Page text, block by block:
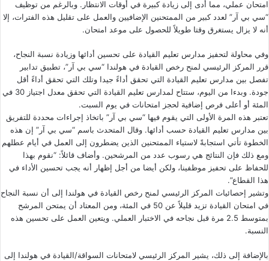
امتحان عملي، مما أدى إلى زيادة كبيرة في أوقات الانتظار. وبالرغم من توظيف
“سي بي آر” لعدد كبير من الممتحنين الإضافيين والعمل على تقليل هذه الفترات، إلا
أنه لا يزال يستغرق وقتا طويلاً للحصول على موعد امتحان.
وفي محاولة لتحفيز مدارس تعليم القيادة على تحسين أدائها وزيادة نسبة النجاح،
قرر المركز الرئيسي لمنح رخص القيادة في هولندا “سي بي آر”، تطبيق تدابير
تفصل بين مدارس تعليم القيادة التي تحقق أداءً جيدا وتلك التي تحقق أداءً أقل
جودة. وبدءا من اليوم، ستتاح لمدارس تعليم القيادة التي تحقق معدل اجتياز 30 في
المئة أو أعلى فرص إضافية لحجز امتحانات في يوم السبت.
تعتبر هذه المرة الأولى التي يقوم فيها “سي بي آر” باتخاذ إجراءات محددة للتفريق
بين مدارس تعليم القيادة حسب أدائها. وقال المتحدث باسم “سي بي آر” إن هذه
الخطوة تأتي استجابةً لاستياء الممتحنين الذين يضطرون إلى العمل في أيام عطلهم
ومع ذلك فإن النتائج هي رسوب عدد من المرشحين. وأضاف قائلاً: “نقوم بهذا
للحفاظ على تحفيز موظفينا، ولكن أيضا من أجل إظهار أنه يجب تحسين الأداء في
هذا القطاع”.
وتشير إحصائيات المركز الرئيسي لمنح رخص القيادة في هولندا إلى أن نسبة النجاح
في امتحان القيادة تزيد قليلاً عن 50 في المئة، ومن المعتاد أن يمتحن المرشح
بمتوسط 2.5 مرة قبل نجاحه في الاختبار العملي. ويتعين العمل على تحسين هذه
النسبة.
بالإضافة إلى ذلك، يشير المركز الرئيسي لامتحانات السواقة/القيادة في هولندا إلى